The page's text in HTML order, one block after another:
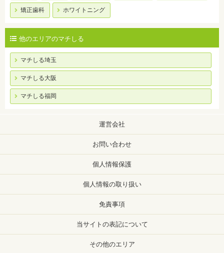
矯正歯科 ホワイトニング
他のエリアのマチしる
マチしる埼玉
マチしる大阪
マチしる福岡
運営会社
お問い合わせ
個人情報保護
個人情報の取り扱い
免責事項
当サイトの表記について
その他のエリア